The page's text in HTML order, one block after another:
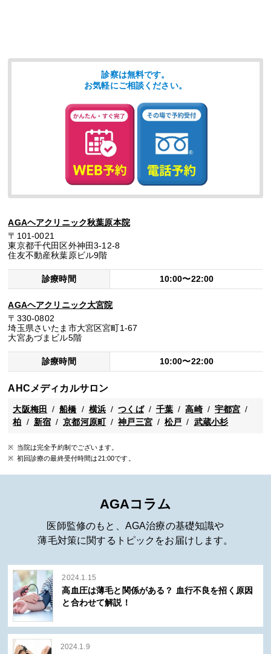
診察は無料です。
お気軽にご相談ください。
AGAヘアクリニック秋葉原本院
〒101-0021
東京都千代田区外神田3-12-8
住友不動産秋葉原ビル9階
診療時間 10:00〜22:00
AGAヘアクリニック大宮院
〒330-0802
埼玉県さいたま市大宮区宮町1-67
大宮あづまビル5階
診療時間 10:00〜22:00
AHCメディカルサロン
大阪梅田 船橋 横浜 つくば 千葉 高崎
宇都宮
柏
新宿 京都河原町 神戸三宮 松戸 武蔵小杉
当院は完全予約制でございます。
初回診療の最終受付時間は21:00です。
AGAコラム
医師監修のもと、AGA治療の基礎知識や
薄毛対策に関するトピックをお届けします。
2024.1.15
高血圧は薄毛と関係がある？ 血行不良を招く原因
と合わせて解説！
2024.1.9